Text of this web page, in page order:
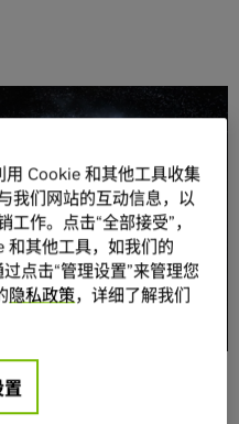
应用以及前50位中的
SC17，并充分展现了其在
。
Cookie 和其他工具收集
我们网站的互动信息，以
作。点击“全部接受”，
和其他工具，如我们的
点击“管理设置”来管理您
隐私政策，详细了解我们